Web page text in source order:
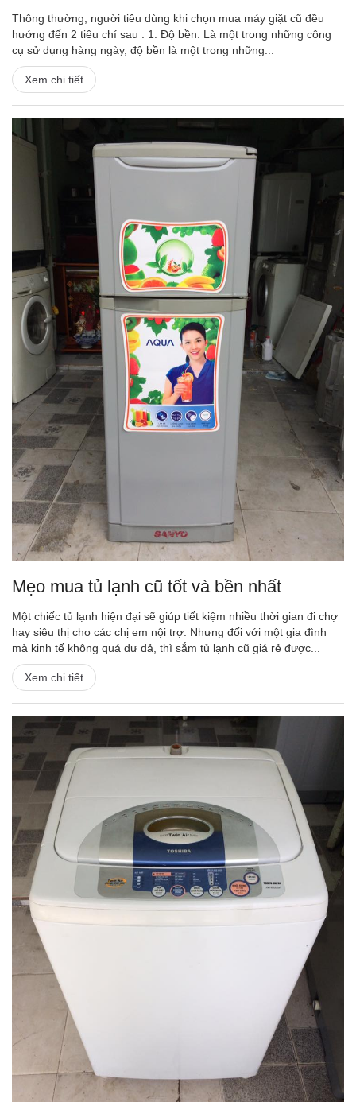
Thông thường, người tiêu dùng khi chọn mua máy giặt cũ đều
hướng đến 2 tiêu chí sau : 1. Độ bền: Là một trong những công
cụ sử dụng hàng ngày, độ bền là một trong những...
Xem chi tiết
Mẹo mua tủ lạnh cũ tốt và bền nhất
Một chiếc tủ lạnh hiện đại sẽ giúp tiết kiệm nhiều thời gian đi chợ
hay siêu thị cho các chị em nội trợ. Nhưng đối với một gia đình
mà kinh tế không quá dư dả, thì sắm tủ lạnh cũ giá rẻ được...
Xem chi tiết